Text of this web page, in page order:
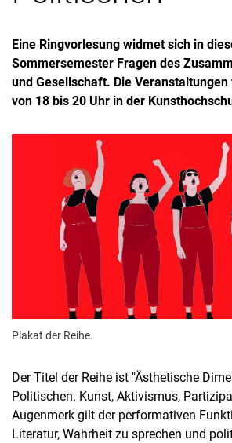
Eine Ringvorlesung widmet sich in
Sommersemester Fragen des
und Gesellschaft. Die
von 18 bis 20 Uhr in der
Plakat der Reihe.
Der Titel der Reihe ist "Ästhetische
Politischen. Kunst, Aktivismus,
Augenmerk gilt der performativen
Literatur, Wahrheit zu sprechen und